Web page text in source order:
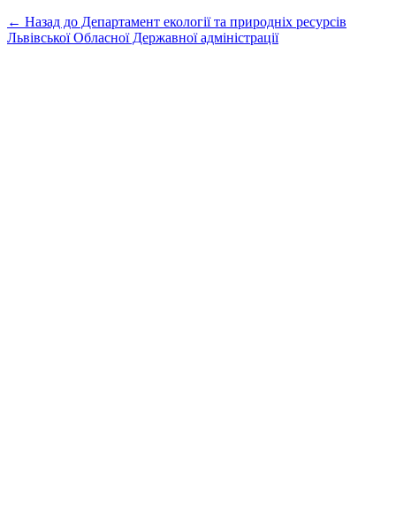
← Назад до Департамент екології та природніх ресурсів
Львівської Обласної Державної адміністрації